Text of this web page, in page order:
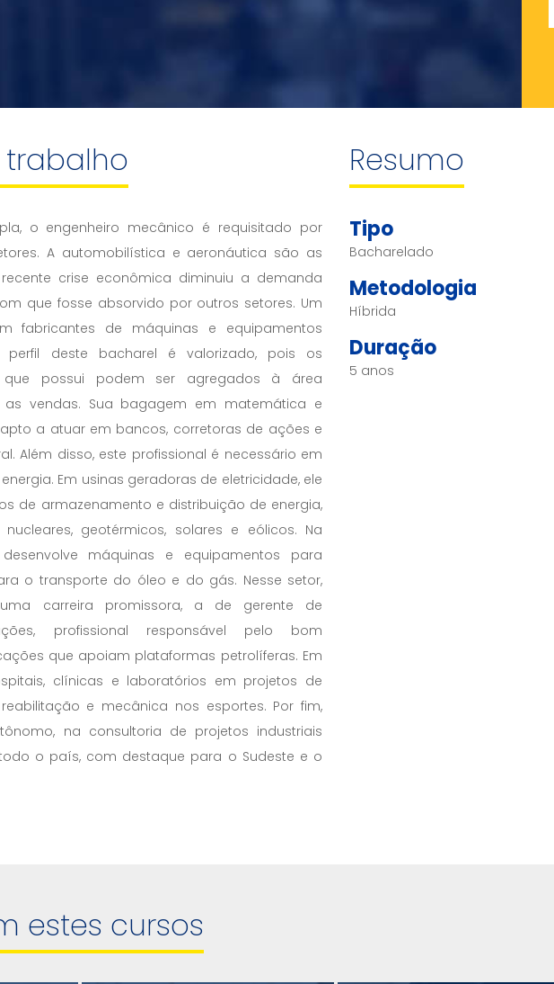
o engenheiro mecânico é requisitado por
A automobilística e aeronáutica são as
crise econômica diminuiu a demanda
que fosse absorvido por outros setores. Um
fabricantes de máquinas e equipamentos
deste bacharel é valorizado, pois os
que possui podem ser agregados à área
as vendas. Sua bagagem em matemática e
a atuar em bancos, corretoras de ações e
Além disso, este profissional é necessário em
Em usinas geradoras de eletricidade, ele
de armazenamento e distribuição de energia,
geotérmicos, solares e eólicos. Na
máquinas e equipamentos para
o transporte do óleo e do gás. Nesse setor,
carreira promissora, a de gerente de
profissional responsável pelo bom
que apoiam plataformas petrolíferas. Em
clínicas e laboratórios em projetos de
e mecânica nos esportes. Por fim,
na consultoria de projetos industriais
o país, com destaque para o Sudeste e o
Resumo
Tipo
Bacharelado
Metodologia
Híbrida
Duração
5 anos
estes cursos